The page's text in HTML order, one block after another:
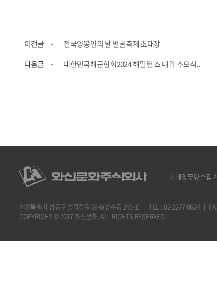
이전글
전국양봉인의 날 벌꿀축제 초대장
다음글
대한민국해군협회2024 해밀턴 쇼 대위 추모식...
이메일무단수집
서울특별시 성동구 성덕정길 59-6(성수동 245-1) | TEL : 02-2277-0624
COPYRIGHT © 2017 화신문화. ALL RIGHTS RESERVED.